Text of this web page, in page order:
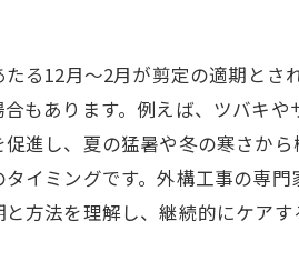
る12月～2月が剪定の適期とさ
もあります。例えば、ツバキや
進し、夏の猛暑や冬の寒さから
イミングです。外構工事の専門
方法を理解し、継続的にケアす